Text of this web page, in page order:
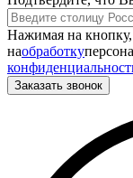
Нажимая на кнопку,
наобработку
Заказать звонок